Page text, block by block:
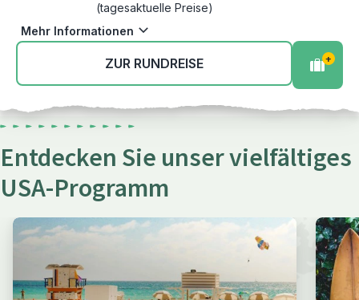
(tagesaktuelle Preise)
Mehr Informationen
ZUR RUNDREISE +
Entdecken Sie unser vielfältiges
USA-Programm